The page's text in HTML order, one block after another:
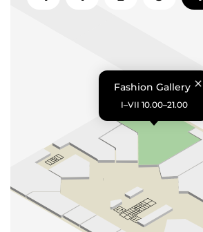
Fashion Gallery
I–VII 10.00–21.00